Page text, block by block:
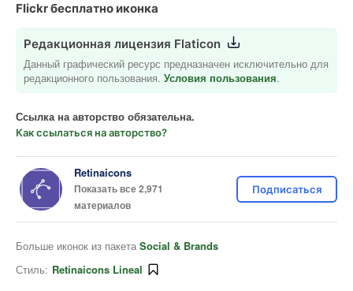
Flickr бесплатно иконка
Редакционная лицензия Flaticon
Данный графический ресурс предназначен исключительно для
редакционного пользования. Условия пользования.
Ссылка на авторство обязательна.
Как ссылаться на авторство?
Retinaicons
Показать все 2,971
материалов
Подписаться
Больше иконок из пакета Social & Brands
Стиль: Retinaicons Lineal